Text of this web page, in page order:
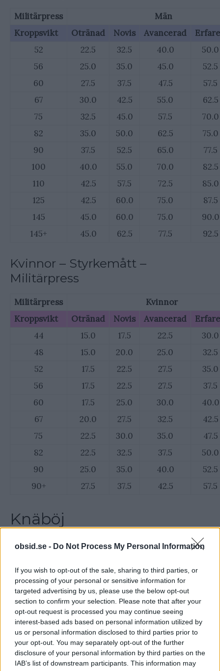
obsid.se - Do Not Process My Personal Information
If you wish to opt-out of the sale, sharing to third parties, or
processing of your personal or sensitive information for
targeted advertising by us, please use the below opt-out
section to confirm your selection. Please note that after your
opt-out request is processed you may continue seeing
interest-based ads based on personal information utilized by
us or personal information disclosed to third parties prior to
your opt-out. You may separately opt-out of the further
disclosure of your personal information by third parties on the
IAB’s list of downstream participants. This information may
Militärpress
Män
Kroppsvikt
Otränad Novis Avancerad
52
22.5 32.5 40.0
50.0
56
25.0 35.0 45.0
52.5
60
27.5 37.5 47.5
57.5
67
30.0 42.5 55.0
62.5
75
32.5 45.0 57.5
70.0
82
35.0 50.0 62.5
75.0
90
37.5 52.5 65.0
77.5
100
40.0 55.0 70.0
82.5
110
42.5 57.5 72.5
85.0
125
42.5 60.0 75.0
87.5
145
45.0 60.0 75.0
90.0
145+
45.0 62.5 77.5 92.5
Kvinnor – Styrkemått –
Militärpress
Militärpress
Kvinnor
Kroppsvikt
Otränad Novis Avancerad
44
15.0 17.5 22.5
30.0
48
15.0 20.0 25.0
32.5
52
17.5 22.5 27.5
35.0
56
17.5 22.5 27.5
37.5
60
17.5 25.0 30.0
40.0
67
20.0 27.5 32.5
42.5
75
22.5 30.0 35.0
47.5
82
22.5 32.5 37.5
50.0
90
25.0 35.0 40.0
52.5
90+
27.5 37.5 42.5 57.5
Knäböj
Militärpressens syster, styrka och stabilitet i ett